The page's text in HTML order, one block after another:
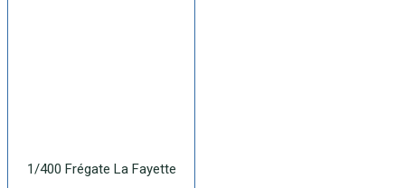
1/400 Frégate La Fayette